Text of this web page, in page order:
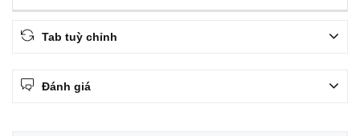
Tab tuỳ chỉnh
Đánh giá